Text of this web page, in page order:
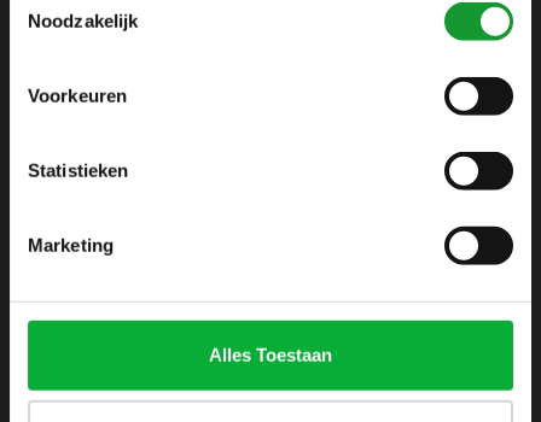
Noodzakelijk
Voorkeuren
Statistieken
Marketing
Alles Toestaan
Disclaimer
Privacy Policy